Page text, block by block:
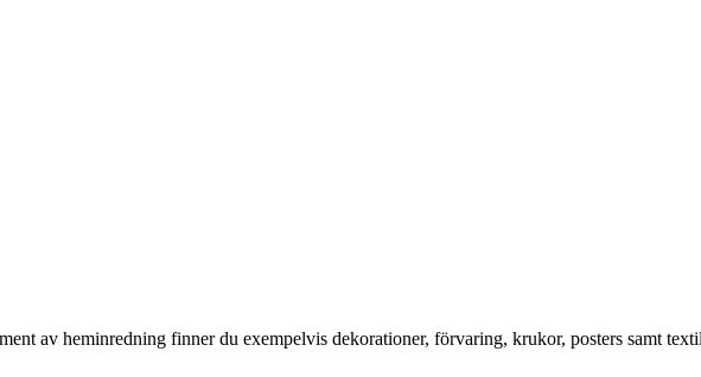
av heminredning finner du exempelvis dekorationer, förvaring, krukor, posters samt